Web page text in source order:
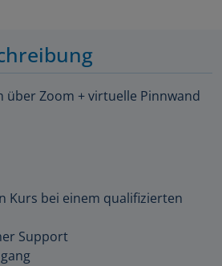
über Zoom + virtuelle Pinnwand
Kurs bei einem qualifizierten
Support